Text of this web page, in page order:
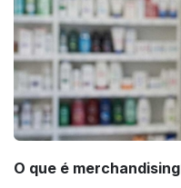
O que é